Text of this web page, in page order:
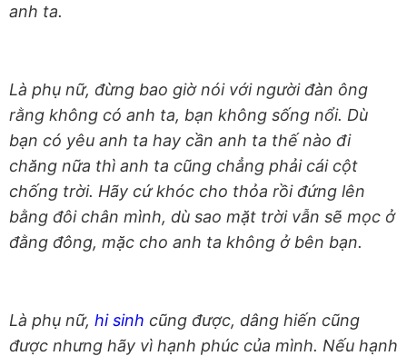
anh ta.
Là phụ nữ, đừng bao giờ nói với người đàn ông
rằng không có anh ta, bạn không sống nổi. Dù
bạn có yêu anh ta hay cần anh ta thế nào đi
chăng nữa thì anh ta cũng chẳng phải cái cột
chống trời. Hãy cứ khóc cho thỏa rồi đứng lên
bằng đôi chân mình, dù sao mặt trời vẫn sẽ mọc ở
đằng đông, mặc cho anh ta không ở bên bạn.
Là phụ nữ, hi sinh cũng được, dâng hiến cũng
được nhưng hãy vì hạnh phúc của mình. Nếu hạnh